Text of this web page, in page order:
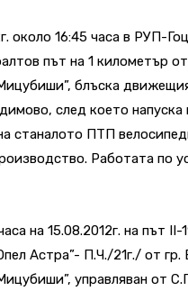
около 16:45 часа в РУП-
път на 1 километър
блъска
след което
станалото ПТП
Работата по
на 15.08.2012г. на път
Астра”- П.Ч./21г./ от
управляван от